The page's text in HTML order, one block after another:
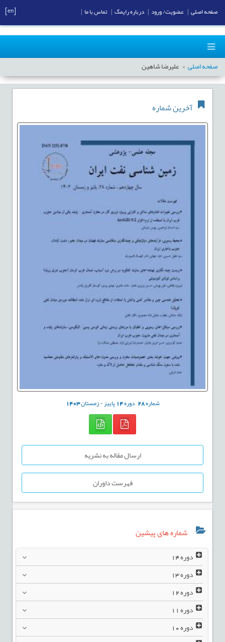
صفحه اصلی علیرضا شاهین
آخرین شماره
شماره28 دوره14پاییز - زمستان1403
ارسال مقاله به نشریه
فهرست داوران
شماره های پیشین
دوره14
دوره13
دوره12
دوره11
دوره10
صفحه اصلی عضویت/ ورود درباره رایمگ تماس با ما